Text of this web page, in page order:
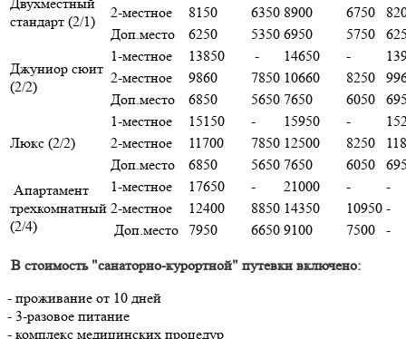
Двухместный
стандарт (2/1)
2-местное 8150 6350 8900 6750
Доп.место
6250 5350 6950 5750
Джуниор сюит
(2/2)
1-местное 13850 - 14650 -
2-местное
9860 7850 10660 8250
Доп.место
6850 5650 7650 6050
Люкс (2/2)
1-местное 15150 - 15950 -
2-местное
11700 7850 12500 8250
Доп.место
6850 5650 7650 6050
Апартамент
трехкомнатный
(2/4)
1-местное 17650 - 21000 -
-
2-местное
12400 8850 14350 10950 -
Доп.место 7950 6650 9100 7500 -
В стоимость "санаторно-курортной" путевки включено:
- проживание от 10 дней
- 3-разовое питание
- комплекс медицинских процедур